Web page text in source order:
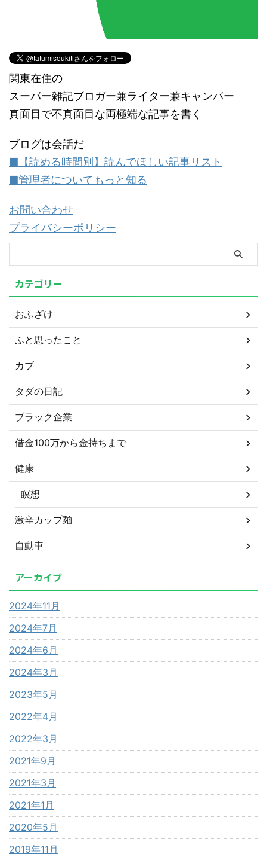
関東在住の
スーパー雑記ブロガー兼ライター兼キャンパー
真面目で不真面目な両極端な記事を書く
ブログは会話だ
■【読める時間別】読んでほしい記事リスト
■管理者についてもっと知る
お問い合わせ
プライバシーポリシー
カテゴリー
おふざけ
ふと思ったこと
カブ
タダの日記
ブラック企業
借金100万から金持ちまで
健康
瞑想
激辛カップ麺
自動車
アーカイブ
2024年11月
2024年7月
2024年6月
2024年3月
2023年5月
2022年4月
2022年3月
2021年9月
2021年3月
2021年1月
2020年5月
2019年11月